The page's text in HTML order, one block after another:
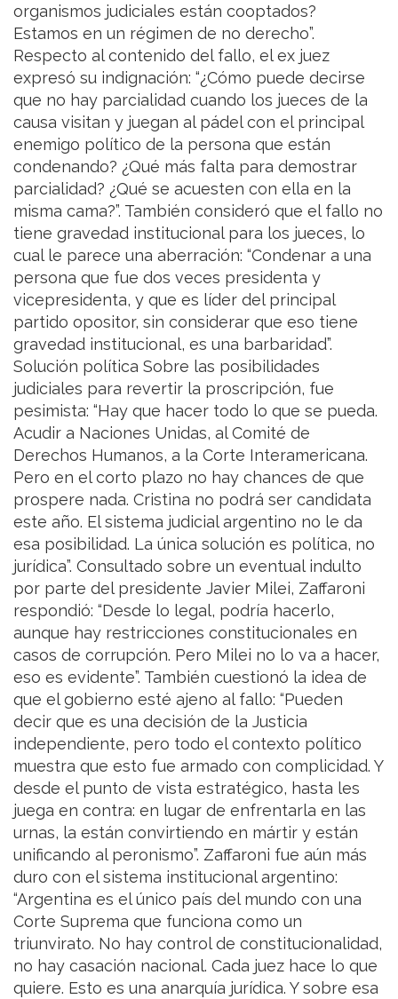
organismos judiciales están cooptados?
Estamos en un régimen de no derecho”.
Respecto al contenido del fallo, el ex juez
expresó su indignación: “¿Cómo puede decirse
que no hay parcialidad cuando los jueces de la
causa visitan y juegan al pádel con el principal
enemigo político de la persona que están
condenando? ¿Qué más falta para demostrar
parcialidad? ¿Qué se acuesten con ella en la
misma cama?”. También consideró que el fallo no
tiene gravedad institucional para los jueces, lo
cual le parece una aberración: “Condenar a una
persona que fue dos veces presidenta y
vicepresidenta, y que es líder del principal
partido opositor, sin considerar que eso tiene
gravedad institucional, es una barbaridad”.
Solución política Sobre las posibilidades
judiciales para revertir la proscripción, fue
pesimista: “Hay que hacer todo lo que se pueda.
Acudir a Naciones Unidas, al Comité de
Derechos Humanos, a la Corte Interamericana.
Pero en el corto plazo no hay chances de que
prospere nada. Cristina no podrá ser candidata
este año. El sistema judicial argentino no le da
esa posibilidad. La única solución es política, no
jurídica”. Consultado sobre un eventual indulto
por parte del presidente Javier Milei, Zaffaroni
respondió: “Desde lo legal, podría hacerlo,
aunque hay restricciones constitucionales en
casos de corrupción. Pero Milei no lo va a hacer,
eso es evidente”. También cuestionó la idea de
que el gobierno esté ajeno al fallo: “Pueden
decir que es una decisión de la Justicia
independiente, pero todo el contexto político
muestra que esto fue armado con complicidad. Y
desde el punto de vista estratégico, hasta les
juega en contra: en lugar de enfrentarla en las
urnas, la están convirtiendo en mártir y están
unificando al peronismo”. Zaffaroni fue aún más
duro con el sistema institucional argentino:
“Argentina es el único país del mundo con una
Corte Suprema que funciona como un
triunvirato. No hay control de constitucionalidad,
no hay casación nacional. Cada juez hace lo que
quiere. Esto es una anarquía jurídica. Y sobre esa